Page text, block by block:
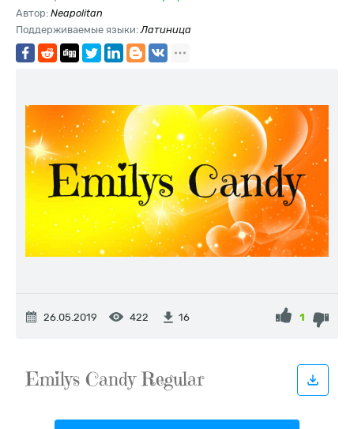
Автор: Neapolitan
Поддерживаемые языки:Латиница
26.05.2019 422 16 1